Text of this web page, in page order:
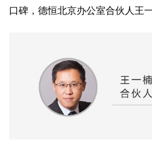
口碑，德恒北京办公室合伙人王